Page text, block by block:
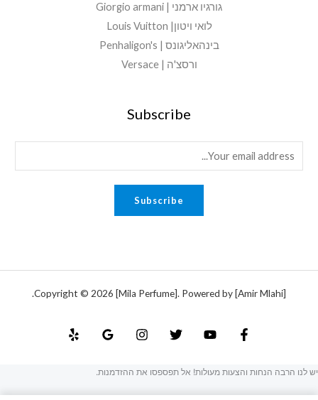
גורגיו ארמני | Giorgio armani
לואי ויטון| Louis Vuitton
בינהאליגונס | Penhaligon's
ורסצ'ה | Versace
Subscribe
m
Subscribe
Copyright © 2026 [Mila Perfume]. Powered by [Amir Mlahi].
יש לנו הרבה הנחות והצעות מעולות! אל תפספסו את ההזדמנות.